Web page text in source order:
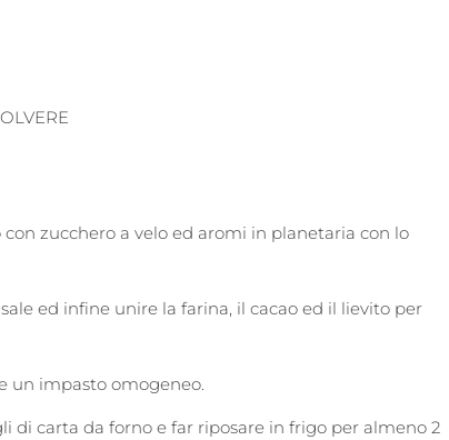
zucchero a velo ed aromi in planetaria con lo
ed infine unire la farina, il cacao ed il lievito per
un impasto omogeneo.
di carta da forno e far riposare in frigo per almeno 2